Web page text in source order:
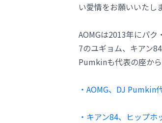
い愛情をお願いいたし
AOMGは2013年にパク
7のユギョム、キアン
Pumkinも代表の座から
・AOMG、DJ Pumkin
・キアン84、ヒップ